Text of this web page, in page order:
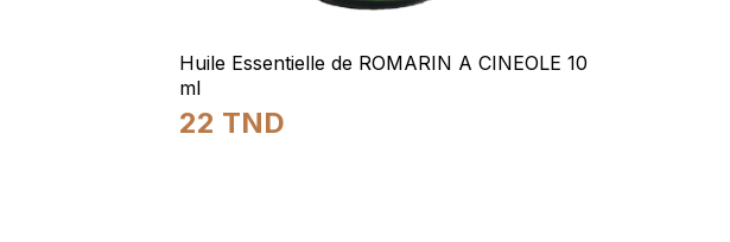
Huile Essentielle de ROMARIN A CINEOLE 10
ml
22 TND